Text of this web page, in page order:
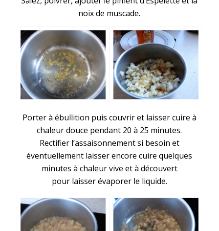
noix de muscade.
Porter à ébullition puis couvrir et laisser cuire à
chaleur douce pendant 20 à 25 minutes.
Rectifier l’assaisonnement si besoin et
éventuellement laisser encore cuire quelques
minutes à chaleur vive et à découvert
pour laisser évaporer le liquide.